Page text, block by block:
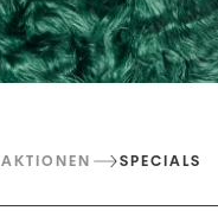
AKTIONEN SPECIALS